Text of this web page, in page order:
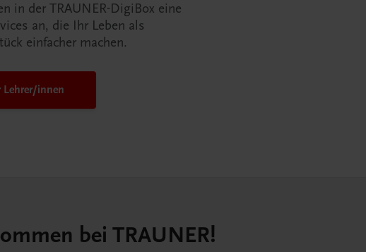
in der TRAUNER-DigiBox eine
an, die Ihr Leben als
einfacher machen.
Lehrer/innen
bei TRAUNER!